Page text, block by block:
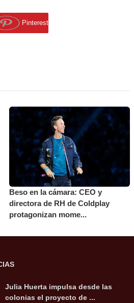
Pinterest
Beso en la cámara: CEO y
directora de RH de Coldplay
protagonizan mome...
Julia Huerta impulsa desde las
colonias el proyecto de ...